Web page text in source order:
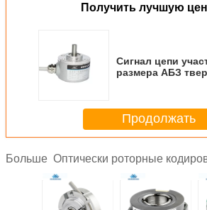
Получить лучшую
Сигнал цепи
размера АБЗ
Продолжать
Больше Оптически роторные